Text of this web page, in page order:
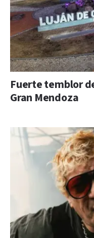
Fuerte temblor
Gran Mendoza